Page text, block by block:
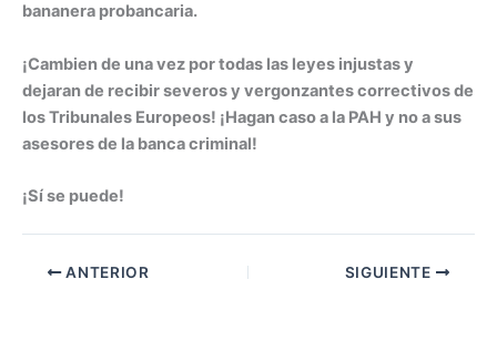
bananera probancaria.
¡Cambien de una vez por todas las leyes injustas y
dejaran de recibir severos y vergonzantes correctivos de
los Tribunales Europeos! ¡Hagan caso a la PAH y no a sus
asesores de la banca criminal!
¡Sí se puede!
ANTERIOR SIGUIENTE